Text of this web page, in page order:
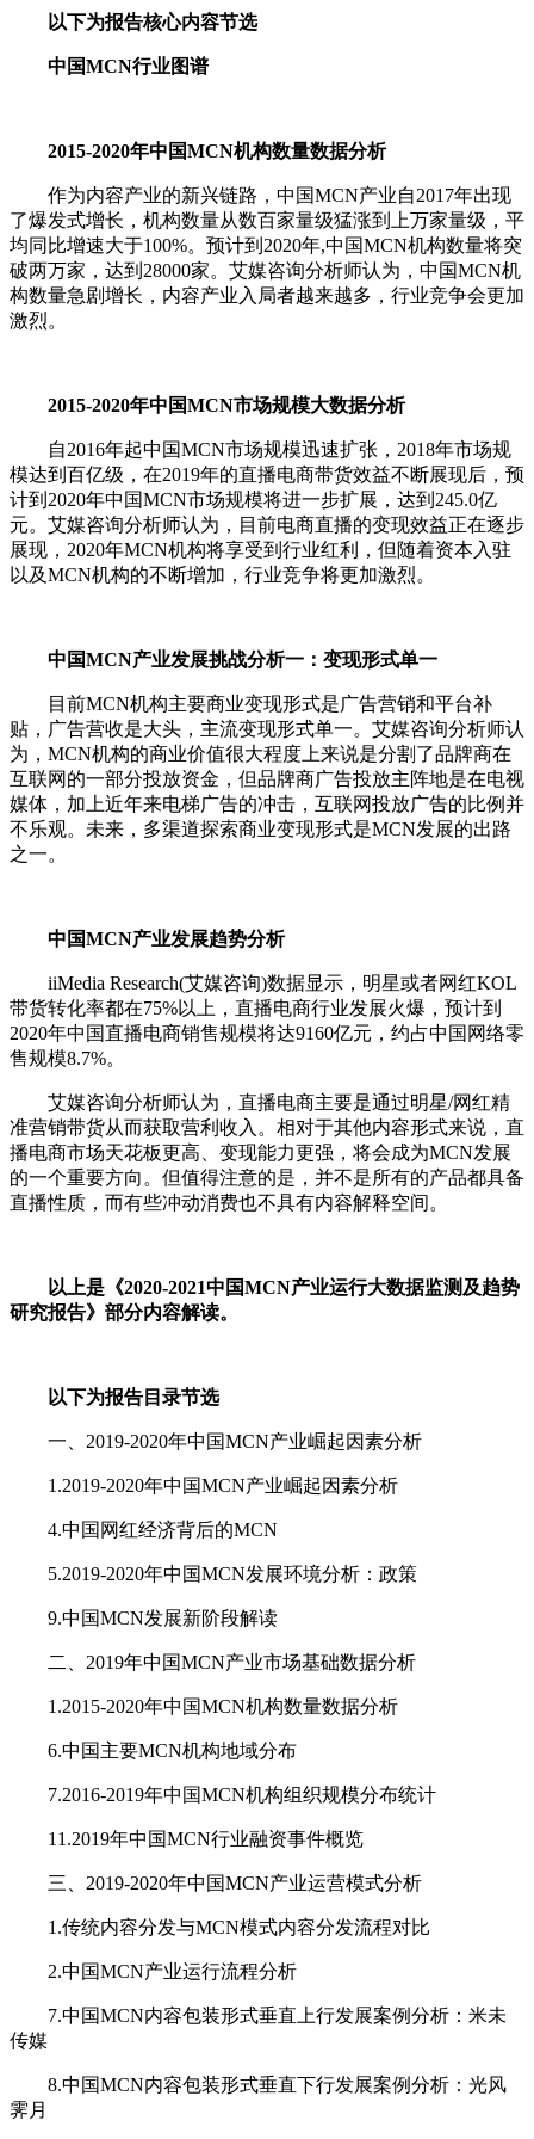
以下为报告核心内容节选
中国MCN行业图谱
2015-2020年中国MCN机构数量数据分析
作为内容产业的新兴链路，中国MCN产业自2017年出现
了爆发式增长，机构数量从数百家量级猛涨到上万家量级，平
均同比增速大于100%。预计到2020年,中国MCN机构数量将突
破两万家，达到28000家。艾媒咨询分析师认为，中国MCN机
构数量急剧增长，内容产业入局者越来越多，行业竞争会更加
激烈。
2015-2020年中国MCN市场规模大数据分析
自2016年起中国MCN市场规模迅速扩张，2018年市场规
模达到百亿级，在2019年的直播电商带货效益不断展现后，预
计到2020年中国MCN市场规模将进一步扩展，达到245.0亿
元。艾媒咨询分析师认为，目前电商直播的变现效益正在逐步
展现，2020年MCN机构将享受到行业红利，但随着资本入驻
以及MCN机构的不断增加，行业竞争将更加激烈。
中国MCN产业发展挑战分析一：变现形式单一
目前MCN机构主要商业变现形式是广告营销和平台补
贴，广告营收是大头，主流变现形式单一。艾媒咨询分析师认
为，MCN机构的商业价值很大程度上来说是分割了品牌商在
互联网的一部分投放资金，但品牌商广告投放主阵地是在电视
媒体，加上近年来电梯广告的冲击，互联网投放广告的比例并
不乐观。未来，多渠道探索商业变现形式是MCN发展的出路
之一。
中国MCN产业发展趋势分析
iiMedia Research(艾媒咨询)数据显示，明星或者网红KOL
带货转化率都在75%以上，直播电商行业发展火爆，预计到
2020年中国直播电商销售规模将达9160亿元，约占中国网络零
售规模8.7%。
艾媒咨询分析师认为，直播电商主要是通过明星/网红精
准营销带货从而获取营利收入。相对于其他内容形式来说，直
播电商市场天花板更高、变现能力更强，将会成为MCN发展
的一个重要方向。但值得注意的是，并不是所有的产品都具备
直播性质，而有些冲动消费也不具有内容解释空间。
以上是《2020-2021中国MCN产业运行大数据监测及趋势
研究报告》部分内容解读。
以下为报告目录节选
一、2019-2020年中国MCN产业崛起因素分析
1.2019-2020年中国MCN产业崛起因素分析
4.中国网红经济背后的MCN
5.2019-2020年中国MCN发展环境分析：政策
9.中国MCN发展新阶段解读
二、2019年中国MCN产业市场基础数据分析
1.2015-2020年中国MCN机构数量数据分析
6.中国主要MCN机构地域分布
7.2016-2019年中国MCN机构组织规模分布统计
11.2019年中国MCN行业融资事件概览
三、2019-2020年中国MCN产业运营模式分析
1.传统内容分发与MCN模式内容分发流程对比
2.中国MCN产业运行流程分析
7.中国MCN内容包装形式垂直上行发展案例分析：米未
传媒
8.中国MCN内容包装形式垂直下行发展案例分析：光风
霁月